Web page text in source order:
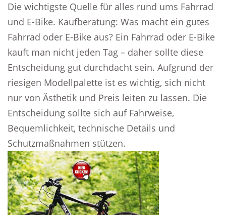
Die wichtigste Quelle für alles rund ums Fahrrad
und E-Bike. Kaufberatung: Was macht ein gutes
Fahrrad oder E-Bike aus? Ein Fahrrad oder E-Bike
kauft man nicht jeden Tag – daher sollte diese
Entscheidung gut durchdacht sein. Aufgrund der
riesigen Modellpalette ist es wichtig, sich nicht
nur von Ästhetik und Preis leiten zu lassen. Die
Entscheidung sollte sich auf Fahrweise,
Bequemlichkeit, technische Details und
Schutzmaßnahmen stützen.